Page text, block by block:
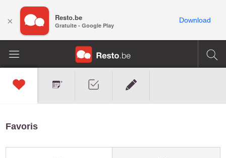
Favoris
× Resto.be
Gratuite - Google Play
Download